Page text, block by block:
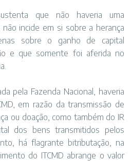
que não haveria uma
incide em si sobre a herança
sobre o ganho de capital
e que somente foi aferida no
pela Fazenda Nacional, haveria
em razão da transmissão de
ou doação, como também do IR
dos bens transmitidos pelos
há flagrante bitributação, na
do ITCMD abrange o valor